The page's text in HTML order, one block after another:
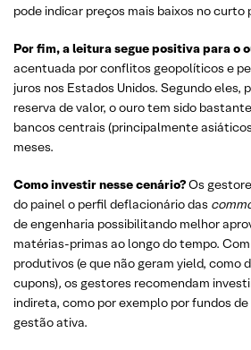
pode indicar preços mais baixos no curto
Por fim, a leitura segue positiva para o
acentuada por conflitos geopolíticos e
juros nos Estados Unidos. Segundo
reserva de valor, o ouro tem sido
bancos centrais (principalmente
meses.
Como investir nesse cenário?Os
do painel o perfil deflacionário das
de engenharia possibilitando melhor
matérias-primas ao longo do tempo.
produtivos (e que não geram yield, como
cupons), os gestores recomendam
indireta, como por exemplo por fundos
gestão ativa.